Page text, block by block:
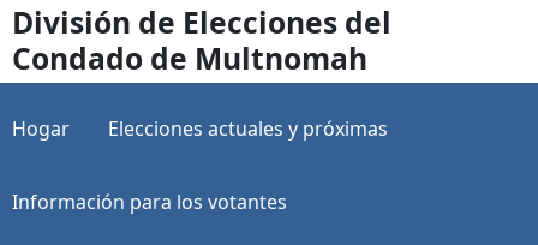
División de Elecciones del
Condado de Multnomah
Hogar Elecciones actuales y próximas
Información para los votantes